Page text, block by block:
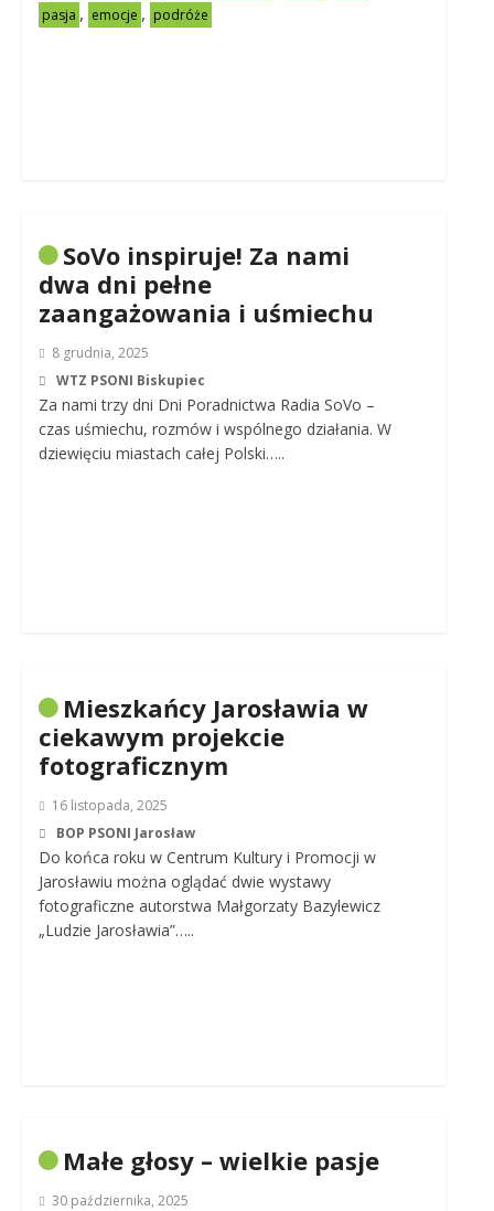
pasja , emocje , podróże
SoVo inspiruje! Za nami
dwa dni pełne
zaangażowania i uśmiechu
8 grudnia, 2025
WTZ PSONI Biskupiec
Za nami trzy dni Dni Poradnictwa Radia SoVo –
czas uśmiechu, rozmów i wspólnego działania. W
dziewięciu miastach całej Polski…..
Mieszkańcy Jarosławia w
ciekawym projekcie
fotograficznym
16 listopada, 2025
BOP PSONI Jarosław
Do końca roku w Centrum Kultury i Promocji w
Jarosławiu można oglądać dwie wystawy
fotograficzne autorstwa Małgorzaty Bazylewicz
„Ludzie Jarosławia”…..
Małe głosy – wielkie pasje
30 października, 2025